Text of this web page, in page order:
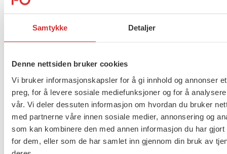
Samtykke Detaljer
Denne nettsiden bruker cookies
Vi bruker informasjonskapsler for å gi innhold og annonser
preg, for å levere sosiale mediefunksjoner og for å
vår. Vi deler dessuten informasjon om hvordan du bruker
med partnerne våre innen sosiale medier, annonsering og
som kan kombinere den med annen informasjon du har gjort
for dem, eller som de har samlet inn gjennom din bruk av
Taushetsplikt og personvern
Er du berørt av brannen i
Drammen?